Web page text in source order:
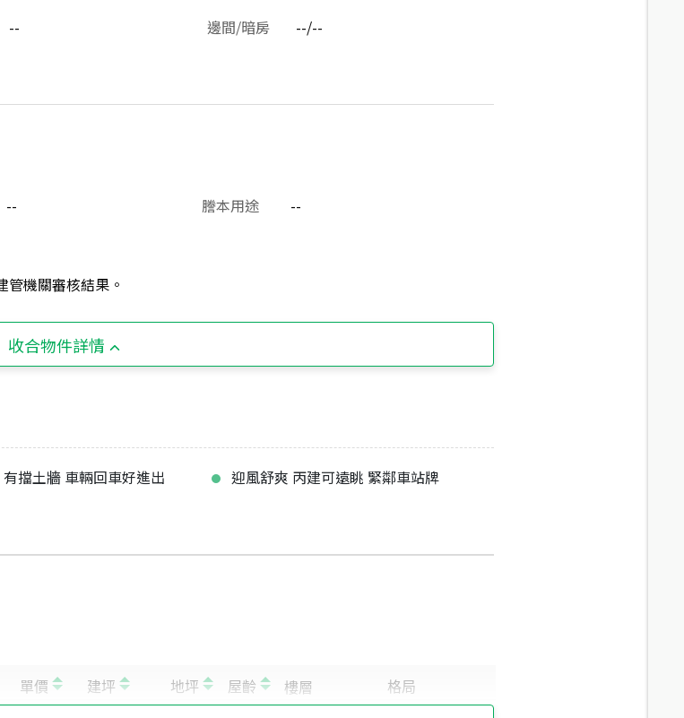
-- 邊間/暗房
--/--
-- 謄本用途
--
機關審核結果。
收合物件詳情
擋土牆 車輛回車好進出
迎風舒爽 丙建可遠眺 緊鄰車站牌